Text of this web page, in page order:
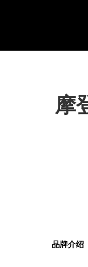
摩
品牌介绍